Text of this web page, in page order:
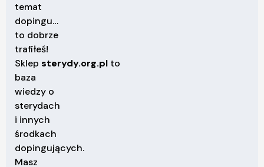
temat
dopingu…
to dobrze
trafiłeś!
Sklep sterydy.org.pl to
baza
wiedzy o
sterydach
i innych
środkach
dopingujących.
Masz